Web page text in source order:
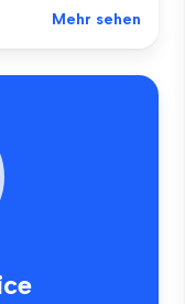
Mehr sehen